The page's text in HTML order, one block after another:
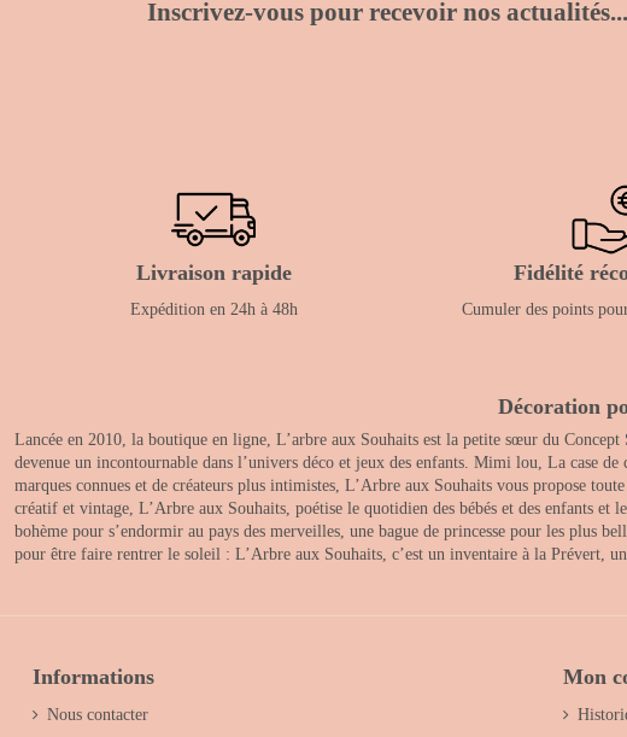
Inscrivez-vous pour recevoir nos actualités...
Livraison rapide
Expédition en 24h à 48h
Fidélité
Cumuler des points
Décoration
Lancée en 2010, la boutique en ligne, L’arbre aux Souhaits est la petite sœur du
devenue un incontournable dans l’univers déco et jeux des enfants. Mimi lou, La
marques connues et de créateurs plus intimistes, L’Arbre aux Souhaits vous propose
créatif et vintage, L’Arbre aux Souhaits, poétise le quotidien des bébés et des enfants et
bohème pour s’endormir au pays des merveilles, une bague de princesse pour les plus
pour être faire rentrer le soleil : L’Arbre aux Souhaits, c’est un inventaire à la Prévert,
Informations
Nous contacter
Mon